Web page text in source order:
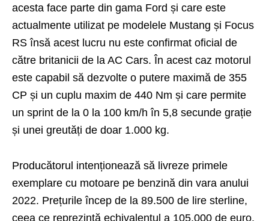
acesta face parte din gama Ford și care este
actualmente utilizat pe modelele Mustang și Focus
RS însă acest lucru nu este confirmat oficial de
către britanicii de la AC Cars. În acest caz motorul
este capabil să dezvolte o putere maximă de 355
CP și un cuplu maxim de 440 Nm și care permite
un sprint de la 0 la 100 km/h în 5,8 secunde grație
și unei greutăți de doar 1.000 kg.
Producătorul intenționează să livreze primele
exemplare cu motoare pe benzină din vara anului
2022. Prețurile încep de la 89.500 de lire sterline,
ceea ce reprezintă echivalentul a 105.000 de euro.